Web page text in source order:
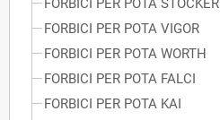
FORBICI PER POTA STOCKER
FORBICI PER POTA VIGOR
FORBICI PER POTA WORTH
FORBICI PER POTA FALCI
FORBICI PER POTA KAI